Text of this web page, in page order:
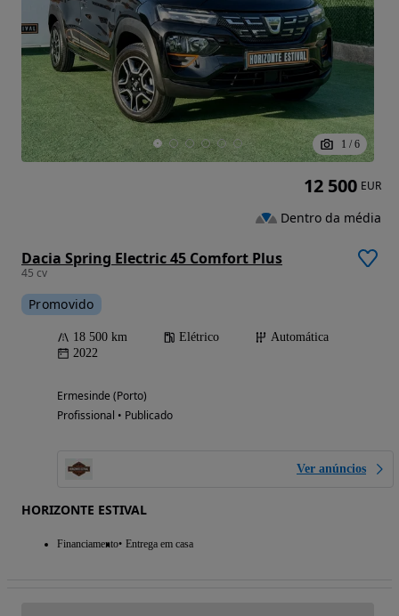
1 / 6
Dacia Spring Electric 45 Comfort Plus
45 cv
Promovido
18 500 km Elétrico
Automática
2022
Ermesinde (Porto)
Profissional • Publicado
Ver anúncios
HORIZONTE ESTIVAL
Financiamento Entrega em casa
12 500 EUR
Dentro da média